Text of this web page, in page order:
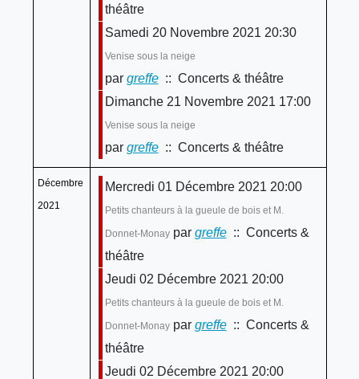
théâtre
Samedi 20 Novembre 2021 20:30
Venise sous la neige
par greffe:: Concerts & théâtre
Dimanche 21 Novembre 2021 17:00
Venise sous la neige
par greffe:: Concerts & théâtre
Décembre
2021
Mercredi 01 Décembre 2021 20:00
Petits chanteurs à la gueule de bois et M.
Donnet-Monaypar greffe:: Concerts &
théâtre
Jeudi 02 Décembre 2021 20:00
Petits chanteurs à la gueule de bois et M.
Donnet-Monaypar greffe:: Concerts &
théâtre
Jeudi 02 Décembre 2021 20:00